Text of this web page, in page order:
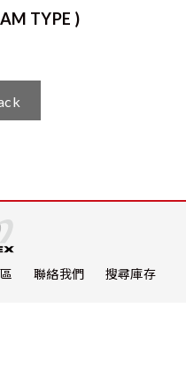
TYPE )
聯絡我們 搜尋庫存